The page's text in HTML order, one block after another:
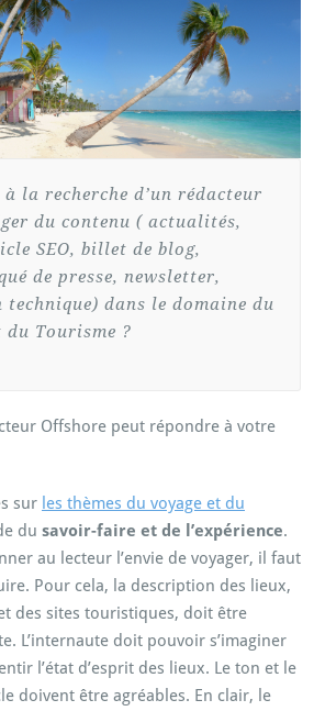
à la recherche d’un rédacteur
du contenu ( actualités,
SEO, billet de blog,
de presse, newsletter,
dans le domaine du
du Tourisme ?
Offshore peut répondre à votre
sur les thèmes du voyage et du
du savoir-faire et de l’expérience.
au lecteur l’envie de voyager, il faut
Pour cela, la description des lieux,
des sites touristiques, doit être
L’internaute doit pouvoir s’imaginer
l’état d’esprit des lieux. Le ton et le
doivent être agréables. En clair, le